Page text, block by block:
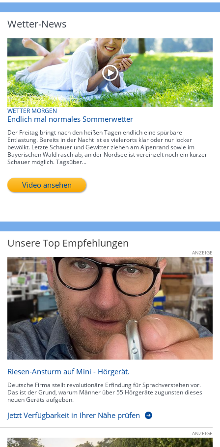
Wetter-News
WETTER MORGEN
Endlich mal normales Sommerwetter
Der Freitag bringt nach den heißen Tagen endlich eine spürbare
Entlastung. Bereits in der Nacht ist es vielerorts klar oder nur locker
bewölkt. Letzte Schauer und Gewitter ziehen am Alpenrand sowie im
Bayerischen Wald rasch ab, an der Nordsee ist vereinzelt noch ein kurzer
Schauer möglich. Tagsüber...
Video ansehen
Unsere Top Empfehlungen
ANZEIGE
Riesen-Ansturm auf Mini - Hörgerät.
Deutsche Firma stellt revolutionäre Erfindung für Sprachverstehen vor.
Das ist der Grund, warum Männer über 55 Hörgeräte zugunsten dieses
neuen Geräts aufgeben.
Jetzt Verfügbarkeit in Ihrer Nähe prüfen
ANZEIGE